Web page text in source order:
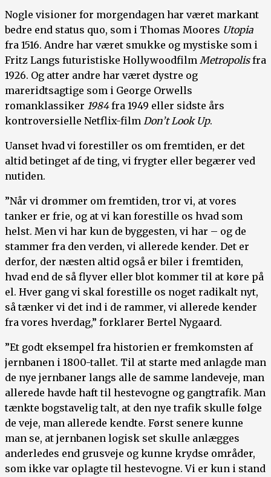
Nogle visioner for morgendagen har været markant
bedre end status quo, som i Thomas Moores Utopia
fra 1516. Andre har været smukke og mystiske som i
Fritz Langs futuristiske Hollywoodfilm Metropolisfra
1926. Og atter andre har været dystre og
mareridtsagtige som i George Orwells
romanklassiker 1984fra 1949 eller sidste års
kontroversielle Netflix-film Don’t Look Up.
Uanset hvad vi forestiller os om fremtiden, er det
altid betinget af de ting, vi frygter eller begærer ved
nutiden.
”Når vi drømmer om fremtiden, tror vi, at vores
tanker er frie, og at vi kan forestille os hvad som
helst. Men vi har kun de byggesten, vi har – og de
stammer fra den verden, vi allerede kender. Det er
derfor, der næsten altid også er biler i fremtiden,
hvad end de så flyver eller blot kommer til at køre på
el. Hver gang vi skal forestille os noget radikalt nyt,
så tænker vi det ind i de rammer, vi allerede kender
fra vores hverdag,” forklarer Bertel Nygaard.
”Et godt eksempel fra historien er fremkomsten af
jernbanen i 1800-tallet. Til at starte med anlagde man
de nye jernbaner langs alle de samme landeveje, man
allerede havde haft til hestevogne og gangtrafik. Man
tænkte bogstavelig talt, at den nye trafik skulle følge
de veje, man allerede kendte. Først senere kunne
man se, at jernbanen logisk set skulle anlægges
anderledes end grusveje og kunne krydse områder,
som ikke var oplagte til hestevogne. Vi er kun i stand